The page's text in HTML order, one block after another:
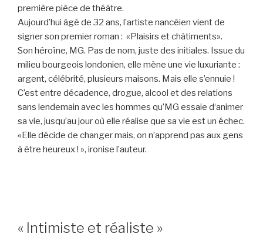
première pièce de théâtre.
Aujourd’hui âgé de 32 ans, l’artiste nancéien vient de
signer son premier roman : «Plaisirs et châtiments».
Son héroïne, MG. Pas de nom, juste des initiales. Issue du
milieu bourgeois londonien, elle mène une vie luxuriante :
argent, célébrité, plusieurs maisons. Mais elle s’ennuie !
C’est entre décadence, drogue, alcool et des relations
sans lendemain avec les hommes qu’MG essaie d‘animer
sa vie, jusqu’au jour où elle réalise que sa vie est un échec.
«Elle décide de changer mais, on n’apprend pas aux gens
à être heureux ! », ironise l’auteur.
« Intimiste et réaliste »